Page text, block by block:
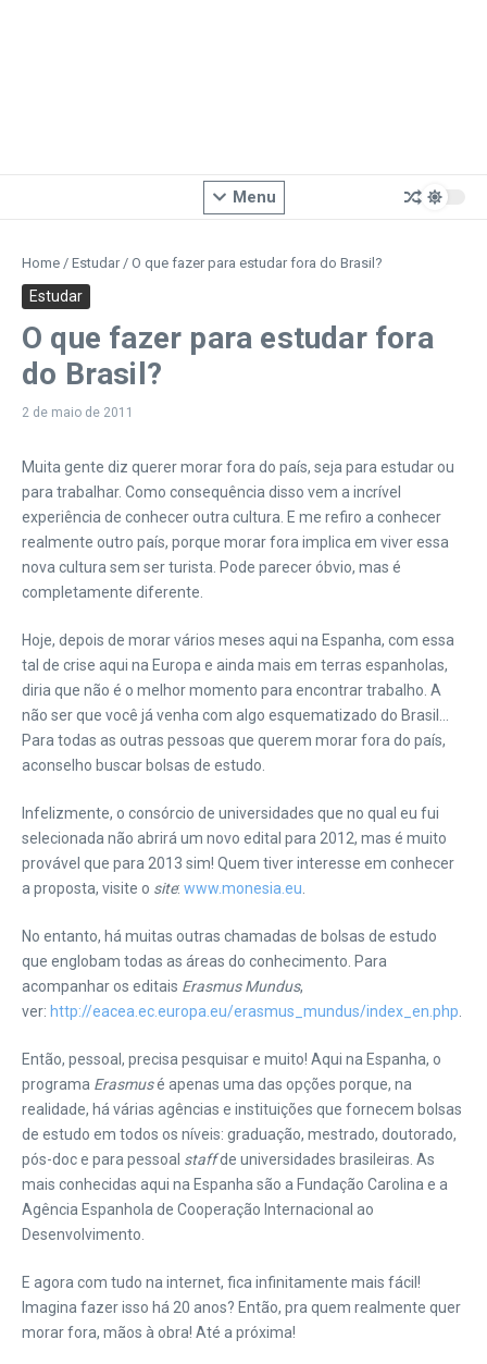
Menu
Home / Estudar / O que fazer para estudar fora do Brasil?
Estudar
O que fazer para estudar fora
do Brasil?
2 de maio de 2011
Muita gente diz querer morar fora do país, seja para estudar ou
para trabalhar. Como consequência disso vem a incrível
experiência de conhecer outra cultura. E me refiro a conhecer
realmente outro país, porque morar fora implica em viver essa
nova cultura sem ser turista. Pode parecer óbvio, mas é
completamente diferente.
Hoje, depois de morar vários meses aqui na Espanha, com essa
tal de crise aqui na Europa e ainda mais em terras espanholas,
diria que não é o melhor momento para encontrar trabalho. A
não ser que você já venha com algo esquematizado do Brasil…
Para todas as outras pessoas que querem morar fora do país,
aconselho buscar bolsas de estudo.
Infelizmente, o consórcio de universidades que no qual eu fui
selecionada não abrirá um novo edital para 2012, mas é muito
provável que para 2013 sim! Quem tiver interesse em conhecer
a proposta, visite o site: www.monesia.eu
No entanto, há muitas outras chamadas de bolsas de estudo
que englobam todas as áreas do conhecimento. Para
acompanhar os editais Erasmus Mundus,
ver: http://eacea.ec.europa.eu/erasmus_mundus/index_en.php
Então, pessoal, precisa pesquisar e muito! Aqui na Espanha, o
programa Erasmusé apenas uma das opções porque, na
realidade, há várias agências e instituições que fornecem bolsas
de estudo em todos os níveis: graduação, mestrado, doutorado,
pós-doc e para pessoal staffde universidades brasileiras. As
mais conhecidas aqui na Espanha são a Fundação Carolina e a
Agência Espanhola de Cooperação Internacional ao
Desenvolvimento.
E agora com tudo na internet, fica infinitamente mais fácil!
Imagina fazer isso há 20 anos? Então, pra quem realmente quer
morar fora, mãos à obra! Até a próxima!